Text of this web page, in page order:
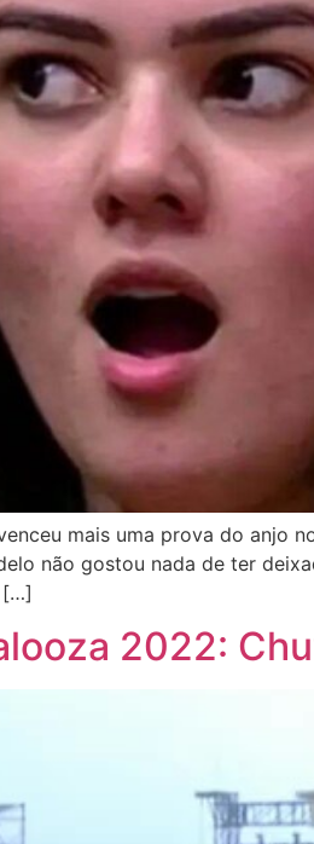
mais uma prova do anjo
não gostou nada de ter
[…]
2022: